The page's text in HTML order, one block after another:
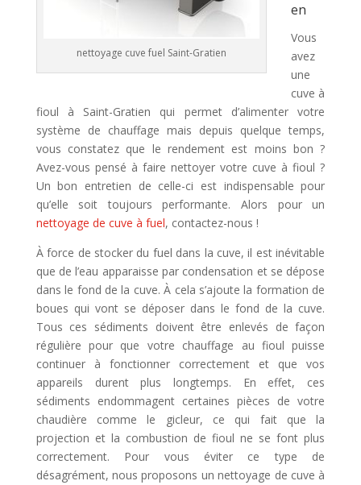
nettoyage cuve fuel Saint-Gratien
en
Vous
avez
une
cuve à
fioul à Saint-Gratien qui permet d’alimenter votre
système de chauffage mais depuis quelque temps,
vous constatez que le rendement est moins bon ?
Avez-vous pensé à faire nettoyer votre cuve à fioul ?
Un bon entretien de celle-ci est indispensable pour
qu’elle soit toujours performante. Alors pour un
nettoyage de cuve à fuel, contactez-nous !
À force de stocker du fuel dans la cuve, il est inévitable
que de l’eau apparaisse par condensation et se dépose
dans le fond de la cuve. À cela s’ajoute la formation de
boues qui vont se déposer dans le fond de la cuve.
Tous ces sédiments doivent être enlevés de façon
régulière pour que votre chauffage au fioul puisse
continuer à fonctionner correctement et que vos
appareils durent plus longtemps. En effet, ces
sédiments endommagent certaines pièces de votre
chaudière comme le gicleur, ce qui fait que la
projection et la combustion de fioul ne se font plus
correctement. Pour vous éviter ce type de
désagrément, nous proposons un nettoyage de cuve à